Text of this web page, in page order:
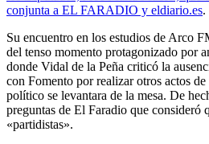
conjunta a EL FARADIO y eldiario.es.
Su encuentro en los estudios de Arco
del tenso momento protagonizado por
donde Vidal de la Peña criticó la
con Fomento por realizar otros actos
político se levantara de la mesa. De
preguntas de El Faradio que consideró
«partidistas».